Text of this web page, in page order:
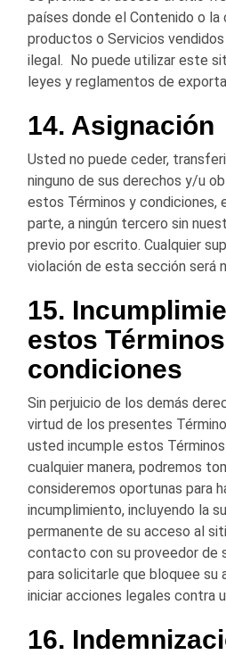
países donde el Contenido o la
productos o Servicios
ilegal. No puede utilizar este
leyes y reglamentos de
14. Asignación
Usted no puede ceder,
ninguno de sus derechos y/u
estos Términos y condiciones,
parte, a ningún tercero sin
previo por escrito. Cualquier
violación de esta sección será
15.
estos
condiciones
Sin perjuicio de los demás
virtud de los presentes
usted incumple estos
cualquier manera, podremos
consideremos oportunas para
incumplimiento, incluyendo la
permanente de su acceso al
contacto con su proveedor de
para solicitarle que bloquee su
iniciar acciones legales contra
16.